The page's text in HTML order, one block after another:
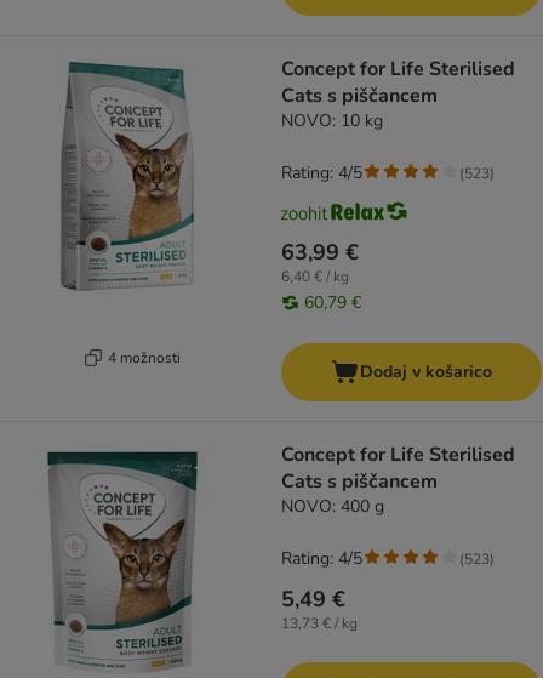
4 možnosti
Concept for Life Sterilised
Cats s piščancem
NOVO: 10 kg
63,99 €
6,40 € / kg
60,79 €
Rating: 4/5 (523)
Dodaj v košarico
Concept for Life Sterilised
Cats s piščancem
NOVO: 400 g
5,49 €
13,73 € / kg
Rating: 4/5 (523)